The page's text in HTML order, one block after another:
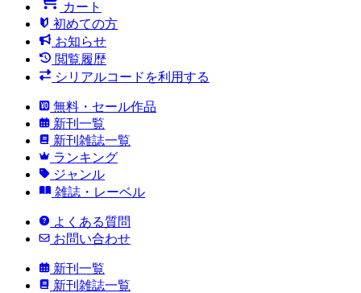
カート
初めての方
お知らせ
閲覧履歴
シリアルコードを利用する
無料・セール作品
新刊一覧
新刊雑誌一覧
ランキング
ジャンル
雑誌・レーベル
よくある質問
お問い合わせ
新刊一覧
新刊雑誌一覧